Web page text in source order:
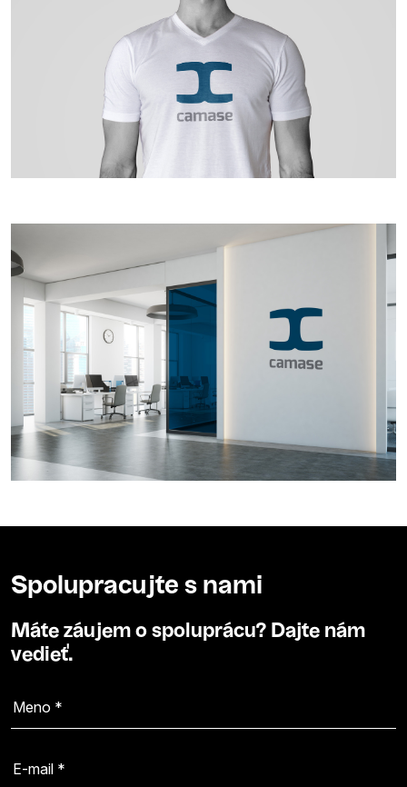
Spolupracujte s nami
Máte záujem o spoluprácu? Dajte nám
vedieť.